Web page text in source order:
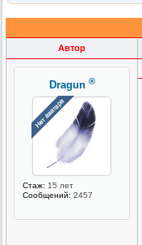
Автор
Dragun ®
Стаж: 15 лет
Сообщений: 2457